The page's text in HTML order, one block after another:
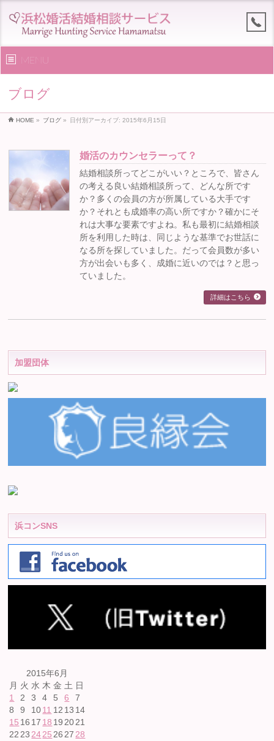
MENU
ブログ
HOME » ブログ » 日付別アーカイブ: 2015年6月15日
婚活のカウンセラーって？
結婚相談所ってどこがいい？ところで、皆さん
の考える良い結婚相談所って、どんな所です
か？多くの会員の方が所属している大手です
か？それとも成婚率の高い所ですか？確かにそ
れは大事な要素ですよね。私も最初に結婚相談
所を利用した時は、同じような基準でお世話に
なる所を探していました。だって会員数が多い
方が出会いも多く、成婚に近いのでは？と思っ
ていました。
詳細はこちら
加盟団体
浜コンSNS
2015年6月
月 火 水 木 金 土 日
1
2 3 4 5 6
7
8
9 1011 12 13 14
15 16 17 18 19 2021
22 23 2425 26 27 28